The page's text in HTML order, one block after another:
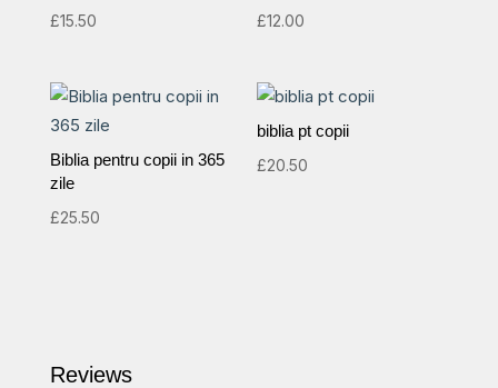
£15.50
£12.00
Biblia pentru copii in 365
zile
£25.50
biblia pt copii
£20.50
Reviews